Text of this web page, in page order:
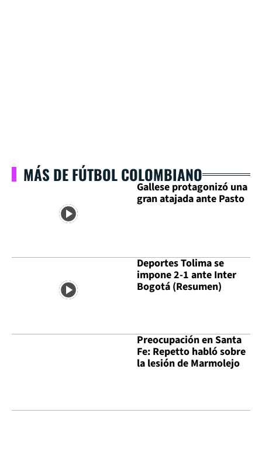
MÁS DE FÚTBOL COLOMBIANO
Gallese protagonizó una
gran atajada ante Pasto
Deportes Tolima se
impone 2-1 ante Inter
Bogotá (Resumen)
Preocupación en Santa
Fe: Repetto habló sobre
la lesión de Marmolejo